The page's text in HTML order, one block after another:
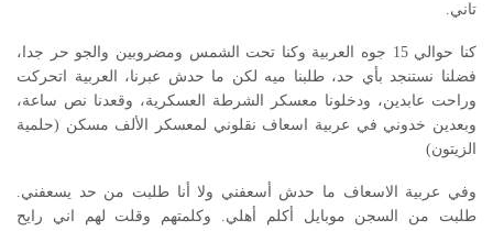
تاني.
كنا حوالي 15 جوه العربية وكنا تحت الشمس ومضروبين والجو حر جدا،
فضلنا نستنجد بأي حد، طلبنا ميه لكن ما حدش عبرنا، العربية اتحركت
وراحت عابدين، ودخلونا معسكر الشرطة العسكرية، وقعدنا نص ساعة،
وبعدين خدوني في عربية اسعاف نقلوني لمعسكر الألف مسكن (حلمية
الزيتون)
وفي عربية الاسعاف ما حدش أسعفني ولا أنا طلبت من حد يسعفني.
طلبت من السجن موبايل أكلم أهلي. وكلمتهم وقلت لهم اني رايح